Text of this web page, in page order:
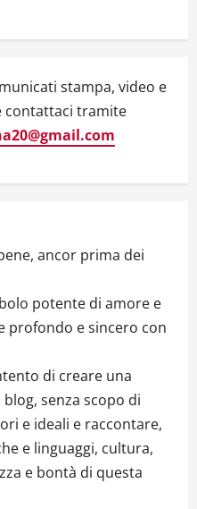
stampa, video e
contattaci tramite
ancor prima dei
potente di amore e
profondo e sincero con
di creare una
senza scopo di
e ideali e raccontare,
e linguaggi, cultura,
e bontà di questa